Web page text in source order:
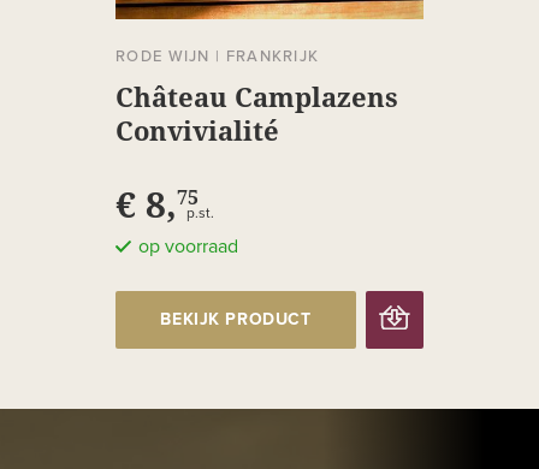
RODE WIJN | FRANKRIJK
Château Camplazens
Convivialité
€ 8,75
p.st.
op voorraad
BEKIJK PRODUCT